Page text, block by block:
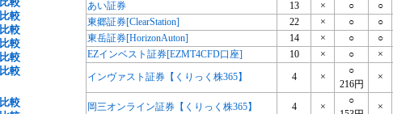
較
較
較
較
較
較
あい証券
13 × ○ ○
東郷証券[ClearStation]
22 × ○ ○
東岳証券[HorizonAuton]
14 × ○ ○
EZインベスト証券[EZMT4CFD口座]
10 × ○ ×
インヴァスト証券【くりっく株365】
4 ×
○
216円
×
岡三オンライン証券【くりっく株365】 4 ×
○
×